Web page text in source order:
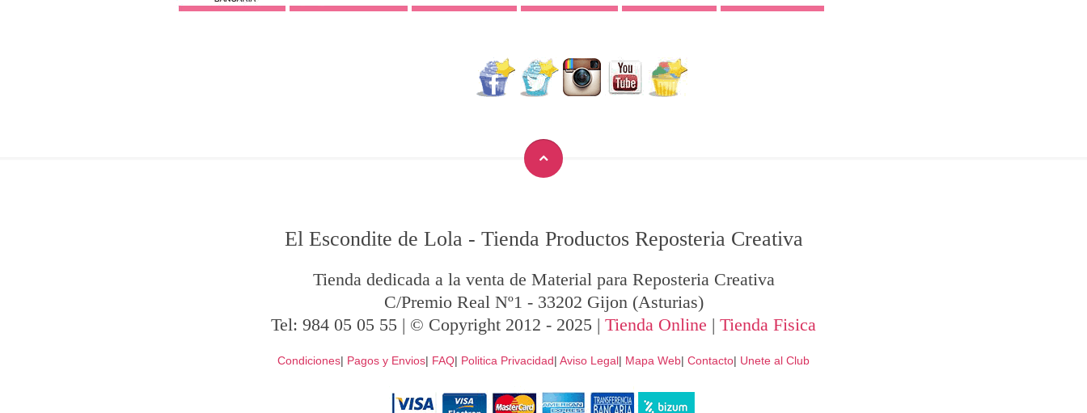
El Escondite de Lola - Tienda Productos Reposteria Creativa
Tienda dedicada a la venta de Material para Reposteria Creativa
C/Premio Real Nº1 - 33202 Gijon (Asturias)
Tel: 984 05 05 55 | © Copyright 2012 - 2025 | Tienda Online | Tienda Fisica
Condiciones| Pagos y Envios| FAQ| Politica Privacidad| Aviso Legal| Mapa Web| Contacto| Unete al Club